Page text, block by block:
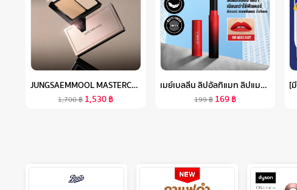
JUNGSAEMMOOL MASTERCLASS POWDER FOUNDATION 9.5G จองแซมมุล มาสเตอร์คลาส พาวเดอร์ ฟาวน์เดชั่น แป้งผสมรองพื้น ปกปิดเรียบเนียน
1,700฿ 1,530฿
เมย์เบลลีน ลิปอัลทิแมท ลิปแมทผสมเบลอลิ่งเจล เนียนกว่าใช้ฟิลเตอร์ 1.7ก.ULTIMATTE BY COLOR SENSATIONAL LIPSTICK 1.7G
199฿ 169฿